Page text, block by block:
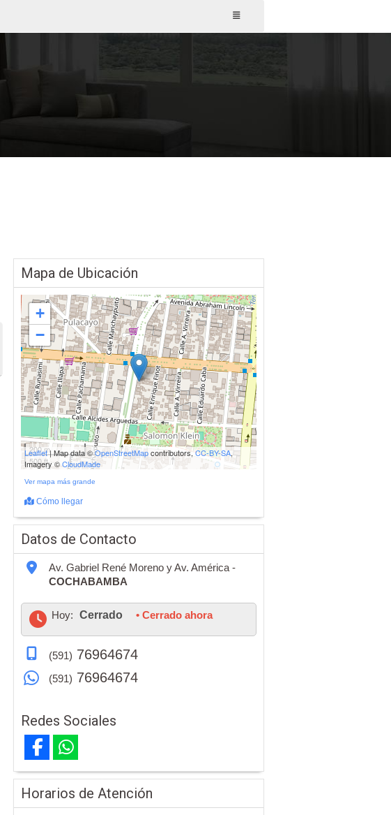
Mapa de Ubicación
+
−
200 m
500 ft
Leaflet| Map data ©OpenStreetMapcontributors,CC-BY-SA,
Imagery ©CloudMade
Ver mapa más grande
Cómo llegar
Datos de Contacto
Av. Gabriel René Moreno y Av. América -
COCHABAMBA
Hoy: Cerrado • Cerrado ahora
(591) 76964674
(591) 76964674
Redes Sociales
Horarios de Atención